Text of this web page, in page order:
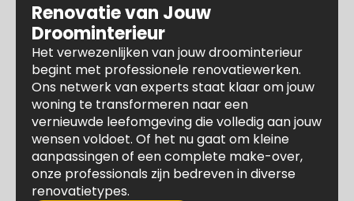
Renovatie van Jouw
Droominterieur
Het verwezenlijken van jouw droominterieur
begint met professionele renovatiewerken.
Ons netwerk van experts staat klaar om jouw
woning te transformeren naar een
vernieuwde leefomgeving die volledig aan jouw
wensen voldoet. Of het nu gaat om kleine
aanpassingen of een complete make-over,
onze professionals zijn bedreven in diverse
renovatietypes.